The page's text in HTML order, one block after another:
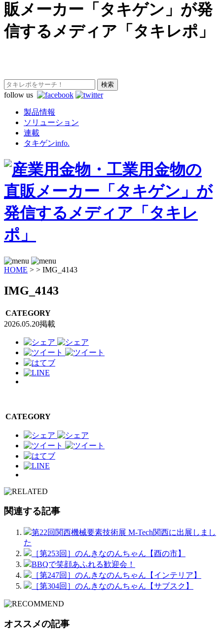
販メーカー「タキゲン」が発
信するメディア「タキレポ」
follow us
製品情報
ソリューション
連載
タキゲンinfo.
HOME > > IMG_4143
IMG_4143
CATEGORY
2026.05.20掲載
CATEGORY
関連する記事
第22回関西機械要素技術展 M-Tech関西に出展しまし
た
［第253回］のんきなのんちゃん【酉の市】
BBQで笑顔あふれる歓迎会！
［第247回］のんきなのんちゃん【インテリア】
［第304回］のんきなのんちゃん【サブスク】
オススメの記事